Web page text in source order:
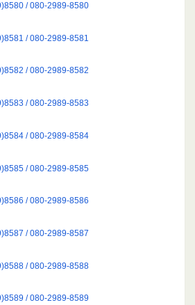
/ 080-2989-8580
/ 080-2989-8581
/ 080-2989-8582
/ 080-2989-8583
/ 080-2989-8584
/ 080-2989-8585
/ 080-2989-8586
/ 080-2989-8587
/ 080-2989-8588
/ 080-2989-8589